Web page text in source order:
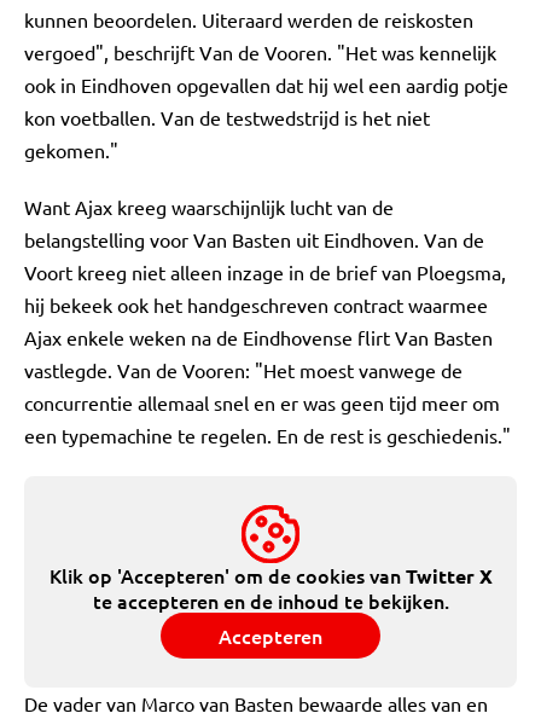
kunnen beoordelen. Uiteraard werden de reiskosten
vergoed", beschrijft Van de Vooren. "Het was kennelijk
ook in Eindhoven opgevallen dat hij wel een aardig potje
kon voetballen. Van de testwedstrijd is het niet
gekomen."
Want Ajax kreeg waarschijnlijk lucht van de
belangstelling voor Van Basten uit Eindhoven. Van de
Voort kreeg niet alleen inzage in de brief van Ploegsma,
hij bekeek ook het handgeschreven contract waarmee
Ajax enkele weken na de Eindhovense flirt Van Basten
vastlegde. Van de Vooren: "Het moest vanwege de
concurrentie allemaal snel en er was geen tijd meer om
een typemachine te regelen. En de rest is geschiedenis."
Klik op 'Accepteren' om de cookies vanTwitter X
te accepteren en de inhoud te bekijken.
Accepteren
De vader van Marco van Basten bewaarde alles van en